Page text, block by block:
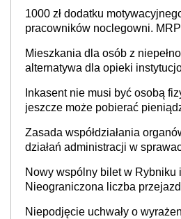
cały kraj
1000 zł dodatku
pracowników noclegowni.
Mieszkania dla osób z
alternatywa dla opieki
Inkasent nie musi być osobą
jeszcze może pobierać
Zasada współdziałania
działań administracji w
Nowy wspólny bilet w Rybniku
Nieograniczona liczba
Niepodjęcie uchwały o